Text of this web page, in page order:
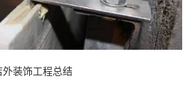
工程安装设计和节能环保体现介绍本工
装饰工程总结